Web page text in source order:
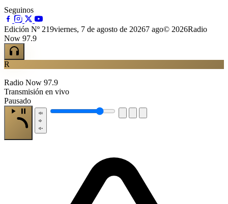
Seguinos
Edición Nº 219viernes, 7 de agosto de 20267 ago© 2026Radio
Now 97.9
R
Radio Now 97.9
Transmisión en vivo
Pausado